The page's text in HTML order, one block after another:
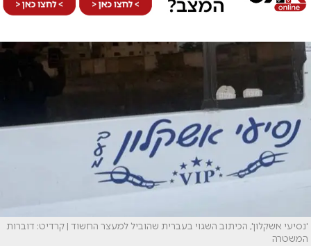
'נסיעי אשקלון', הכיתוב השגוי בעברית שהוביל למעצר החשוד | קרדיט: דוברות
המשטרה